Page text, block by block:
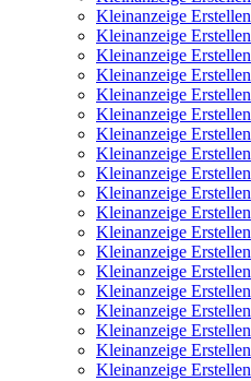
Kleinanzeige Erstellen
Kleinanzeige Erstellen
Kleinanzeige Erstellen
Kleinanzeige Erstellen
Kleinanzeige Erstellen
Kleinanzeige Erstellen
Kleinanzeige Erstellen
Kleinanzeige Erstellen
Kleinanzeige Erstellen
Kleinanzeige Erstellen
Kleinanzeige Erstellen
Kleinanzeige Erstellen
Kleinanzeige Erstellen
Kleinanzeige Erstellen
Kleinanzeige Erstellen
Kleinanzeige Erstellen
Kleinanzeige Erstellen
Kleinanzeige Erstellen
Kleinanzeige Erstellen